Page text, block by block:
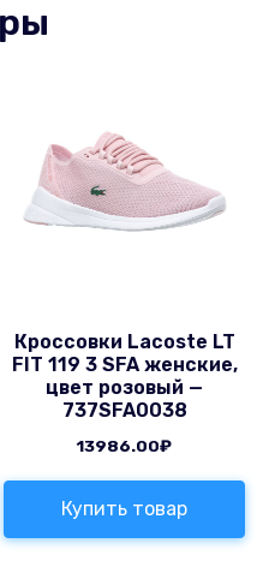
Кроссовки Lacoste LT
FIT 119 3 SFA женские,
цвет розовый —
737SFA0038
13986.00₽
Купить товар